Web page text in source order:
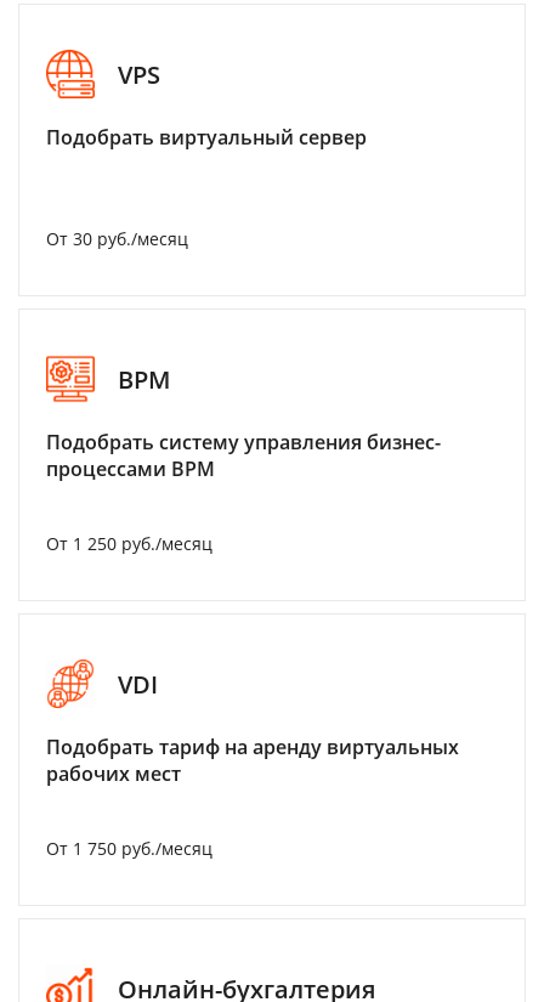
VPS
Подобрать виртуальный сервер
От 30 руб./месяц
BPM
Подобрать систему управления бизнес-
процессами BPM
От 1 250 руб./месяц
VDI
Подобрать тариф на аренду виртуальных
рабочих мест
От 1 750 руб./месяц
Онлайн-бухгалтерия